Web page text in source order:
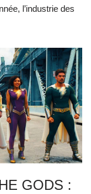
l’industrie des
GODS :